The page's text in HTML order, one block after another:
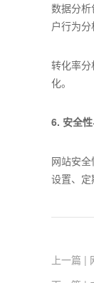
数据分
户行为
转化率
化。
6. 安全
网站安
设置、定
上一篇 |